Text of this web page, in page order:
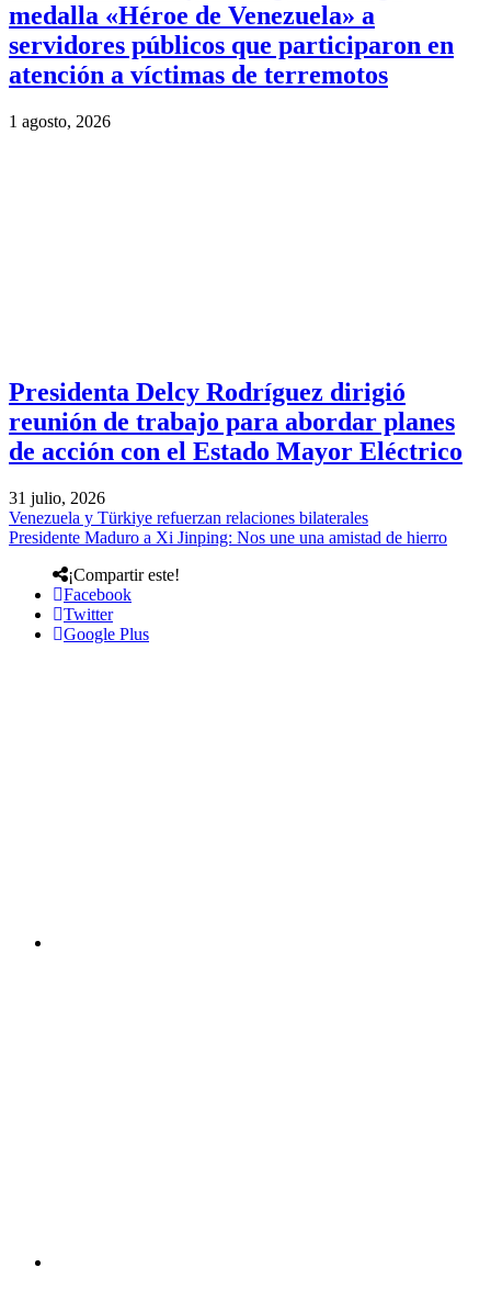
medalla «Héroe de Venezuela» a
servidores públicos que participaron en
atención a víctimas de terremotos
1 agosto, 2026
Presidenta Delcy Rodríguez dirigió
reunión de trabajo para abordar planes
de acción con el Estado Mayor Eléctrico
31 julio, 2026
Venezuela y Türkiye refuerzan relaciones bilaterales
Presidente Maduro a Xi Jinping: Nos une una amistad de hierro
¡Compartir este!
Facebook
Twitter
Google Plus